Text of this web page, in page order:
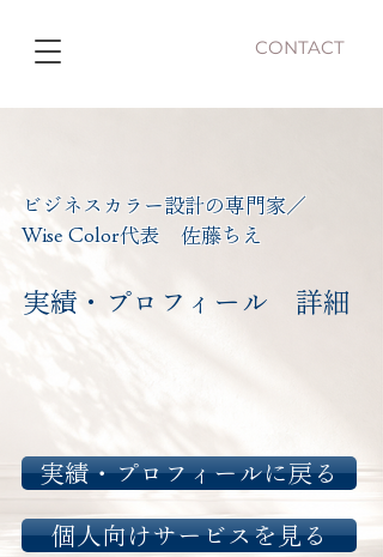
CONTACT
ビジネスカラー設計の専門家／
Wise Color代表 佐藤ちえ
​実績・プロフィール 詳細
実績・プロフィールに戻る
個人向けサービスを見る